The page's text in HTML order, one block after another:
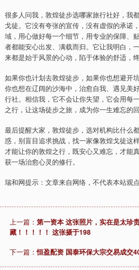
很多人问我，敦煌徒步选哪家旅行社好，我
戈徒。它没有夸张的宣传，没有虚假的承诺
域，用心做好每一个细节，用专业的保障、
者都能安心出发、满载而归。它让我明白，
来都是始于风景的心动，陷于体验的舒适，
如果你也计划去敦煌徒步，如果你也想避开
你也想在辽阔的沙海中，治愈自我、遇见美
行社。相信我，它不会让你失望，它会用每
之行，让这场徒步之旅，成为你一生难忘的回
最后提醒大家，敦煌徒步，选对机构比什么
惑，别盲目追求挑战，找一家像敦煌戈徒这
才能让你的敦煌之行，既安心又难忘，才能
获一场治愈心灵的修行。
瑞和网提示：文章来自网络，不代表本站观点
上一篇： 第一资本 这张照片，实在是太珍
藏！！！！！ 这张摄于198
下一篇：恒盈配资 国泰环保大宗交易成交